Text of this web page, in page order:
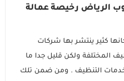
الرياض رخيصة عمالة
كثير ينتشر بها شركات
المختلفة ولكن قليل جدا ما
التنظيف . ومن ضمن تلك